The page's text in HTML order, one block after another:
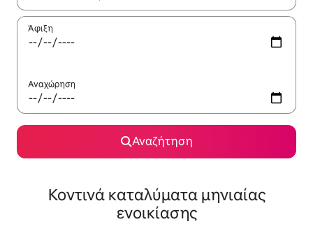
Άφιξη
Αναχώρηση
Αναζήτηση
Κοντινά καταλύματα μηνιαίας
ενοικίασης